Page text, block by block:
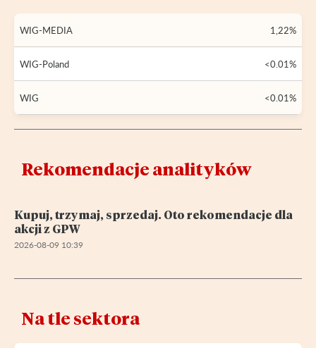
WIG-MEDIA 1,22%
WIG-Poland <0.01%
WIG <0.01%
Rekomendacje analityków
Kupuj, trzymaj, sprzedaj. Oto rekomendacje dla
akcji z GPW
2026-08-09 10:39
Na tle sektora